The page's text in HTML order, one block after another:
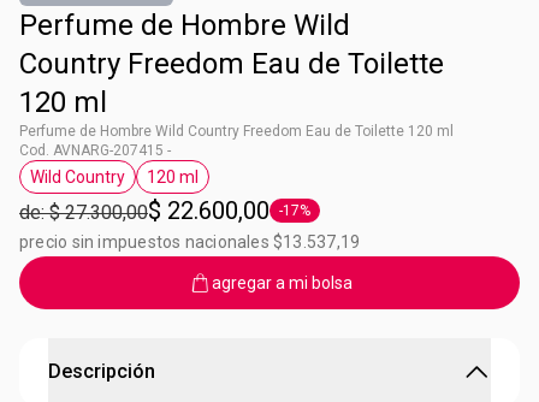
Perfume de Hombre Wild
Country Freedom Eau de Toilette
120 ml
Perfume de Hombre Wild Country Freedom Eau de Toilette 120 ml
Cod. AVNARG-207415 -
Etiqueta Wild Country
Wild Country
Etiqueta 120 ml
120 ml
de: $ 27.300,00$ 22.600,00 Etiqueta -17%
-17%
precio sin impuestos nacionales $13.537,19
agregar a mi bolsa
Descripción